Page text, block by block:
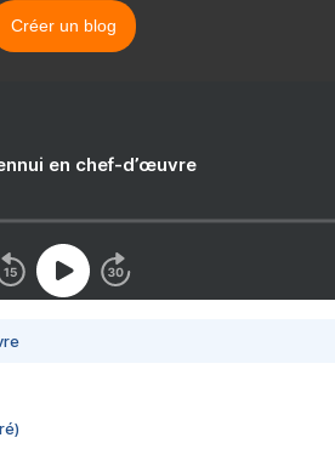
Créer un blog
en chef-d’œuvre